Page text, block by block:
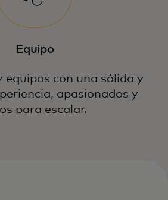
Equipo
equipos con una sólida y
apasionados y
para escalar.